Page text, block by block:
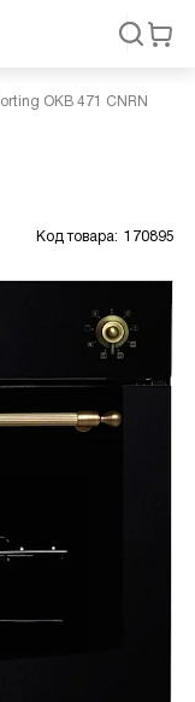
OKB 471 CNRN
Код товара: 170895